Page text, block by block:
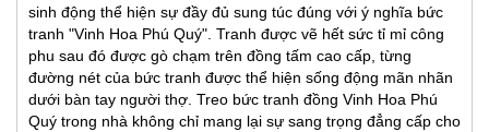
sinh động thể hiện sự đầy đủ sung túc đúng với ý nghĩa bức
tranh "Vinh Hoa Phú Quý". Tranh được vẽ hết sức tỉ mỉ công
phu sau đó được gò chạm trên đồng tấm cao cấp, từng
đường nét của bức tranh được thể hiện sống động mãn nhãn
dưới bàn tay người thợ. Treo bức tranh đồng Vinh Hoa Phú
Quý trong nhà không chỉ mang lại sự sang trọng đẳng cấp cho